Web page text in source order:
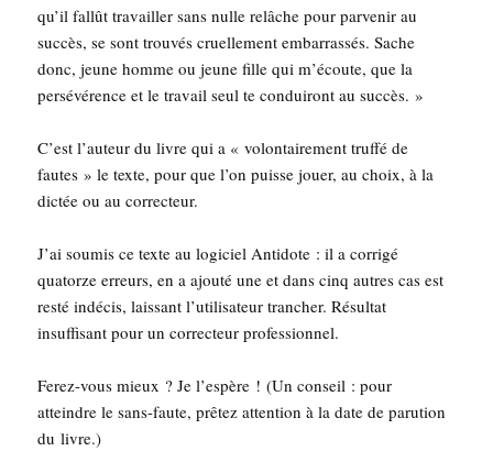
qu’il fal­lût tra­vailler sans nulle relâche pour par­ve­nir au
suc­cès, se sont trou­vés cruel­le­ment embar­ras­sés. Sache
donc, jeune homme ou jeune fille qui m’écoute, que la
per­sé­vé­rence et le tra­vail seul te condui­ront au succès. »
C’est l’au­teur du livre qui a « volon­tai­re­ment truf­fé de
fautes » le texte, pour que l’on puisse jouer, au choix, à la
dic­tée ou au correcteur.
J’ai sou­mis ce texte au logi­ciel Anti­dote : il a cor­ri­gé
qua­torze erreurs, en a ajou­té une et dans cinq autres cas est
res­té indé­cis, lais­sant l’u­ti­li­sa­teur tran­cher. Résul­tat
insuf­fi­sant pour un cor­rec­teur professionnel.
Ferez-vous mieux ? Je l’es­père ! (Un conseil : pour
atteindre le sans-faute, prê­tez atten­tion à la date de paru­tion
du livre.)